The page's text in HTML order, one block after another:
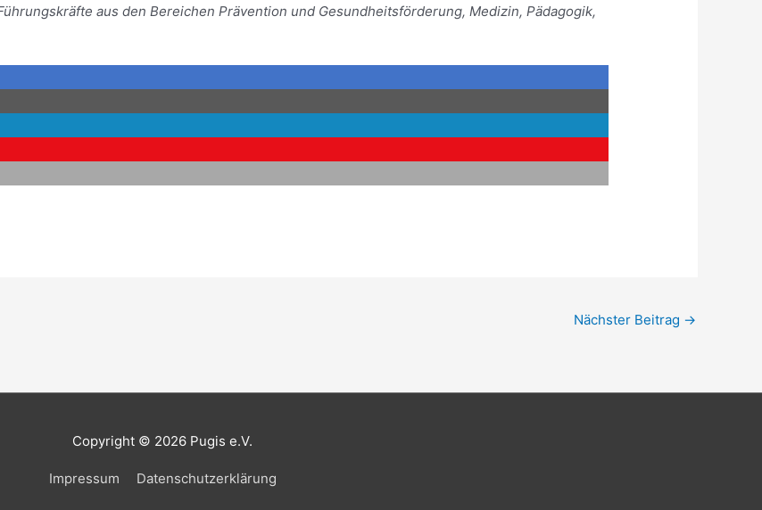
aus den Bereichen Prävention und Gesundheitsförderung, Medizin, Pädagogik,
Nächster Beitrag →
Copyright © 2026 Pugis e.V.
Impressum Datenschutzerklärung